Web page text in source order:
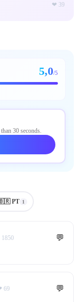
❤ 39
5,0/5
30 seconds.
PT 1
1850 💬
69 💬